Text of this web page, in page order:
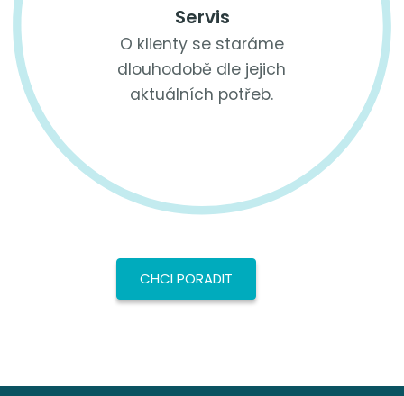
Servis
O klienty se staráme
dlouhodobě dle jejich
aktuálních potřeb.
CHCI PORADIT